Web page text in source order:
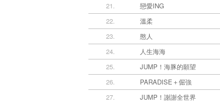
21.
戀愛ING
22.
溫柔
23.
憨人
24.
人生海海
25.
JUMP！海豚的願望
26.
PARADISE＋倔強
27.
JUMP！謝謝全世界